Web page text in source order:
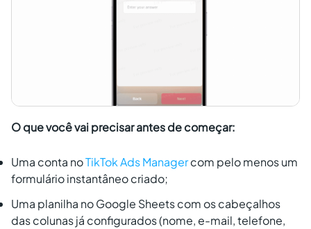
O que você vai precisar antes de começar:
Uma conta noTikTok Ads Managercom pelo menos um
formulário instantâneo criado;
Uma planilha no Google Sheets com os cabeçalhos
das colunas já configurados (nome, e-mail, telefone,